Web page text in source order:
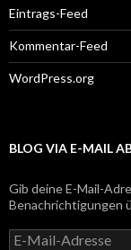
Eintrags-Feed
Kommentar-Feed
WordPress.org
BLOG VIA E-MAIL
Gib deine E-Mail-
Benachrichtigungen
E-